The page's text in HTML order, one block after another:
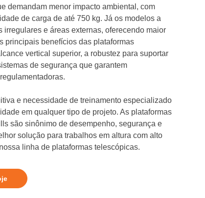
demandam menor impacto ambiental, com
de carga de até 750 kg. Já os modelos a
irregulares e áreas externas, oferecendo maior
principais benefícios das plataformas
vertical superior, a robustez para suportar
de segurança que garantem
e necessidade de treinamento especializado
em qualquer tipo de projeto. As plataformas
são sinônimo de desempenho, segurança e
solução para trabalhos em altura com alto
linha de plataformas telescópicas.